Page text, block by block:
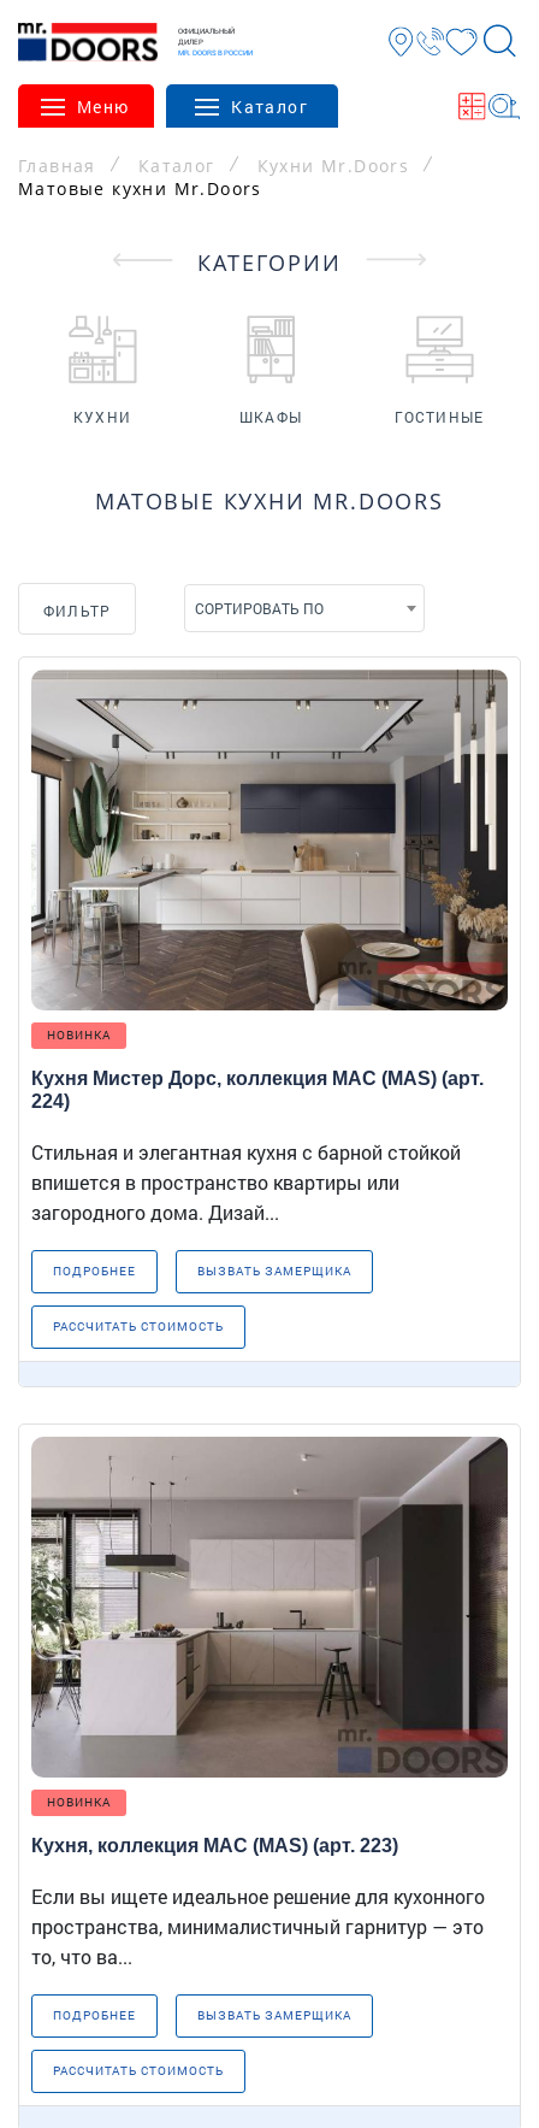
ОФИЦИАЛЬНЫЙ
ДИЛЕР
MR. DOORS В РОССИИ
Меню Каталог
Главная Каталог
Кухни Mr.Doors
Матовые кухни Mr.Doors
КАТЕГОРИИ
КУХНИ ШКАФЫ ГОСТИНЫЕ
МАТОВЫЕ КУХНИ MR.DOORS
ФИЛЬТР СОРТИРОВАТЬ ПО
НОВИНКА
Кухня Мистер Дорс, коллекция МАС (MAS) (арт.
224)
Стильная и элегантная кухня с барной стойкой
впишется в пространство квартиры или
загородного дома. Дизай...
ПОДРОБНЕЕ ВЫЗВАТЬ ЗАМЕРЩИКА
РАССЧИТАТЬ СТОИМОСТЬ
НОВИНКА
Кухня, коллекция МАС (MAS) (арт. 223)
Если вы ищете идеальное решение для кухонного
пространства, минималистичный гарнитур — это
то, что ва...
ПОДРОБНЕЕ ВЫЗВАТЬ ЗАМЕРЩИКА
РАССЧИТАТЬ СТОИМОСТЬ